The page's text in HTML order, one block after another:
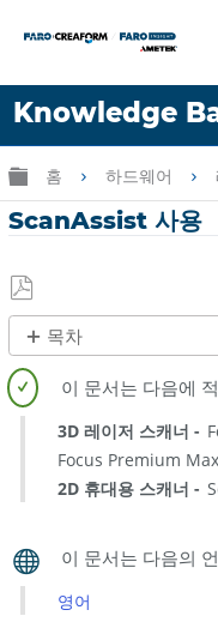
Knowledge
언어
도움 받기 로
글로벌 계층 확장
홈 하드웨어
ScanAssist 사용
PDF
로
저
장
목차
제
목
없
3D 레이저 스캐너
Focus Premium
2D 휴대용 스캐너
영어